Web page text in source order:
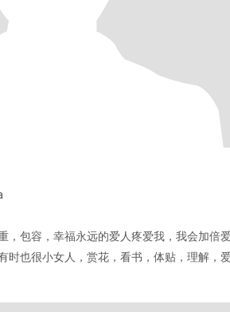
，包容，幸福永远的爱人疼爱我，我会加倍
时也很小女人，赏花，看书，体贴，理解，